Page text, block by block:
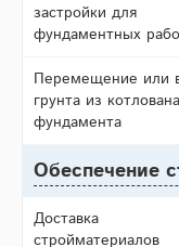
застройки для
фундаментных
Перемещение или
грунта из котлована
фундамента
Обеспечение
Доставка
стройматериалов